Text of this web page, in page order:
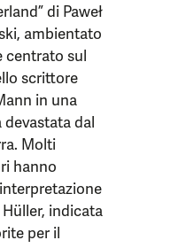
di Paweł
ambientato
centrato sul
scrittore
in una
devastata dal
Molti
hanno
indicata
per il